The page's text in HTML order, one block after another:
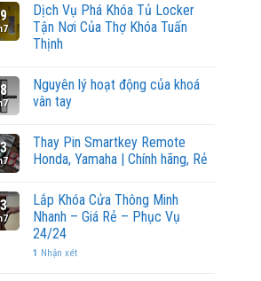
Dịch Vụ Phá Khóa Tủ Locker
Tận Nơi Của Thợ Khóa Tuấn
Thịnh
Nguyên lý hoạt động của khoá
vân tay
Thay Pin Smartkey Remote
Honda, Yamaha | Chính hãng, Rẻ
Lắp Khóa Cửa Thông Minh
Nhanh – Giá Rẻ – Phục Vụ
24/24
1 Nhận xét